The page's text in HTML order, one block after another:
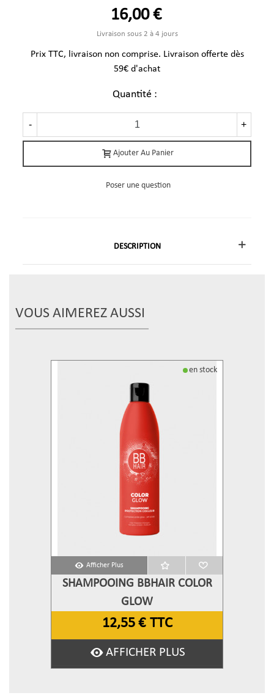
16,00 €
Livraison sous 2 à 4 jours
Prix TTC, livraison non comprise. Livraison offerte dès
59€ d'achat
Quantité :
- +
Ajouter Au Panier
Poser une question
DESCRIPTION
VOUS AIMEREZ AUSSI
en stock
Afficher Plus
SHAMPOOING BBHAIR COLOR
GLOW
12,55 € TTC
AFFICHER PLUS